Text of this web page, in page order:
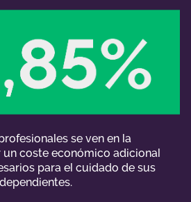
se ven en la
coste económico adicional
para el cuidado de sus